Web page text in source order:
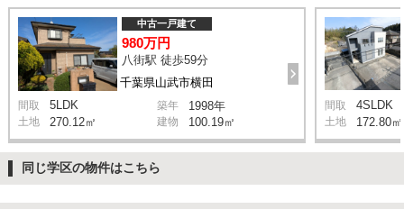
千葉県山武市横田
中古一戸建て
980万円
八街駅 徒歩59分
間取 5LDK 築年 1998年
土地 270.12㎡ 建物 100.19㎡
間取 4SLDK
土地 172.80㎡
同じ学区の物件はこちら